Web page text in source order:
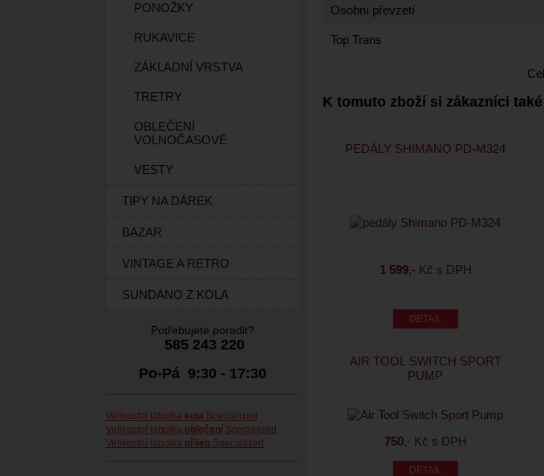
PONOŽKY
RUKAVICE
ZÁKLADNÍ VRSTVA
TRETRY
OBLEČENÍ
VOLNOČASOVÉ
VESTY
TIPY NA DÁREK
BAZAR
VINTAGE A RETRO
SUNDÁNO Z KOLA
Potřebujete poradit?
585 243 220
Po-Pá 9:30 - 17:30
Velikostní tabulka kola Specialized
Velikostní tabulka oblečení Specialized
Velikostní tabulka přileb Specialized
Osobní převzetí
Top Trans
K tomuto zboží si zákazníci
PEDÁLY SHIMANO PD-M324
1 599,- Kč s DPH
AIR TOOL SWITCH SPORT
PUMP
750,- Kč s DPH